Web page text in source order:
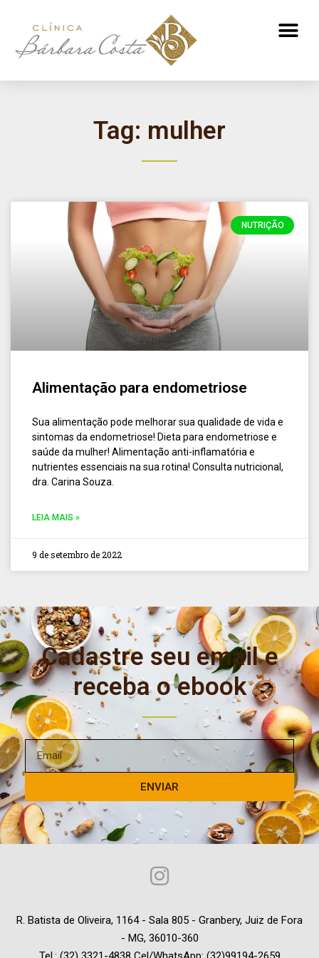
Tag: mulher
NUTRIÇÃO
Alimentação para endometriose
Sua alimentação pode melhorar sua qualidade de vida e
sintomas da endometriose! Dieta para endometriose e
saúde da mulher! Alimentação anti-inflamatória e
nutrientes essenciais na sua rotina! Consulta nutricional,
dra. Carina Souza.
LEIA MAIS »
9 de setembro de 2022
Cadastre seu email e
receba o ebook
ENVIAR
R. Batista de Oliveira, 1164 - Sala 805 - Granbery, Juiz de Fora
- MG, 36010-360